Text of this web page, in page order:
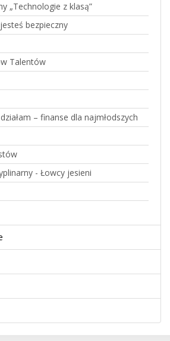
„Technologie z klasą”
bezpieczny
Talentów
– finanse dla najmłodszych
- Łowcy jesieni